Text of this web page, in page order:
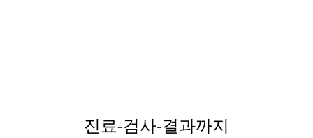
진료-검사-결과까지